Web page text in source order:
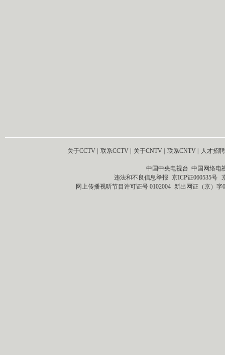
关于CCTV 联系CCTV 关于CNTV 联系CNTV 人才招聘
中国中央电视台 中国网络电
违法和不良信息举报 京ICP证060535号
网上传播视听节目许可证号 0102004 新出网证（京）